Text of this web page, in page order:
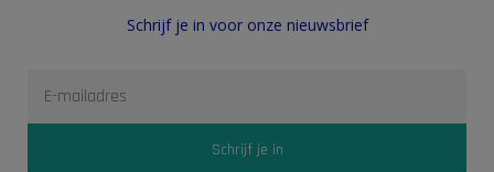
Schrijf je in voor onze nieuwsbrief